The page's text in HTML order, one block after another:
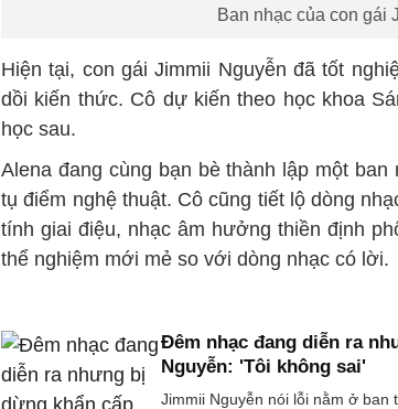
Ban nhạc của con gái
Hiện tại, con gái Jimmii Nguyễn đã tốt
dồi kiến thức. Cô dự kiến theo học khoa
học sau.
Alena đang cùng bạn bè thành lập một
tụ điểm nghệ thuật. Cô cũng tiết lộ dòng
tính giai điệu, nhạc âm hưởng thiền định
thể nghiệm mới mẻ so với dòng nhạc có lời.
Đêm nhạc đang diễn ra
Nguyễn: 'Tôi không sai'
Jimmii Nguyễn nói lỗi nằm ở